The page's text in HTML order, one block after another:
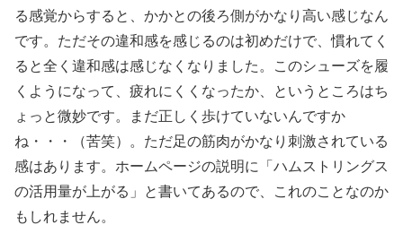
る感覚からすると、かかとの後ろ側がかなり高い感じなん
です。ただその違和感を感じるのは初めだけで、慣れてく
ると全く違和感は感じなくなりました。このシューズを履
くようになって、疲れにくくなったか、というところはち
ょっと微妙です。まだ正しく歩けていないんですか
ね・・・（苦笑）。ただ足の筋肉がかなり刺激されている
感はあります。ホームページの説明に「ハムストリングス
の活用量が上がる」と書いてあるので、これのことなのか
もしれません。